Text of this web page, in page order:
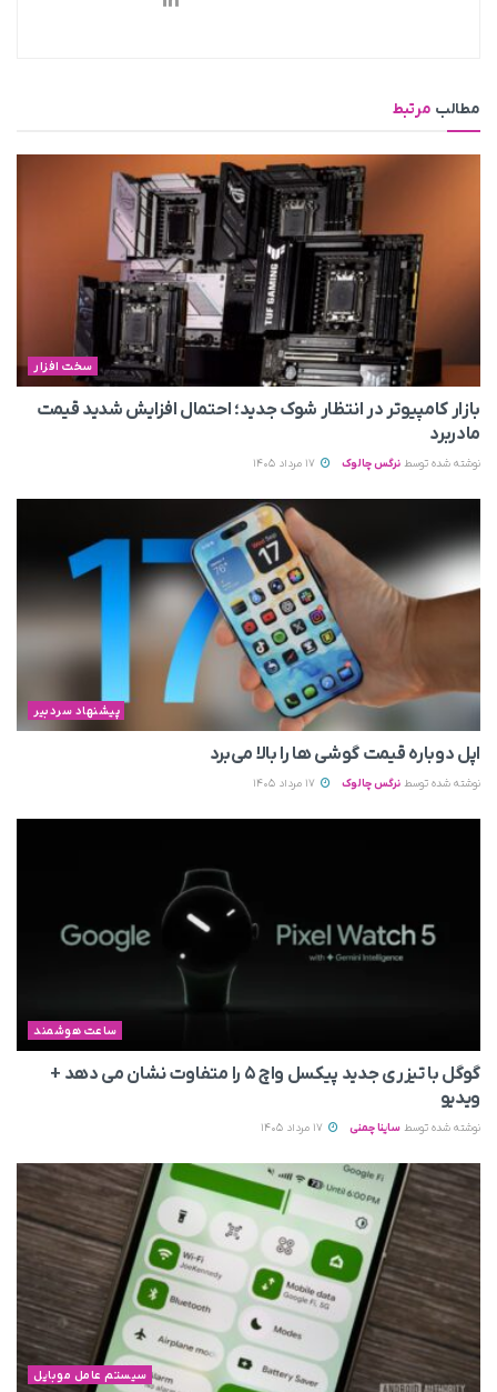
مطالب مرتبط
سخت افزار
بازار کامپیوتر در انتظار شوک جدید؛ احتمال افزایش شدید قیمت
مادربرد
نوشته شده توسط نرگس چالوک
پیشنهاد سردبیر
اپل دوباره قیمت‌ گوشی ها را بالا می‌برد
نوشته شده توسط نرگس چالوک
ساعت هوشمند
گوگل با تیزری جدید پیکسل واچ ۵ را متفاوت نشان می‌ دهد +
ویدیو
نوشته شده توسط ساینا چمنی
سیستم عامل موبایل